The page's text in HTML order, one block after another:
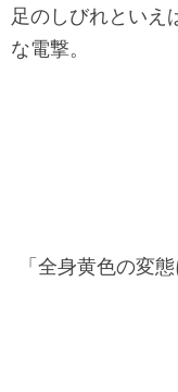
足のしびれといえ
な電撃。
「全身黄色の変